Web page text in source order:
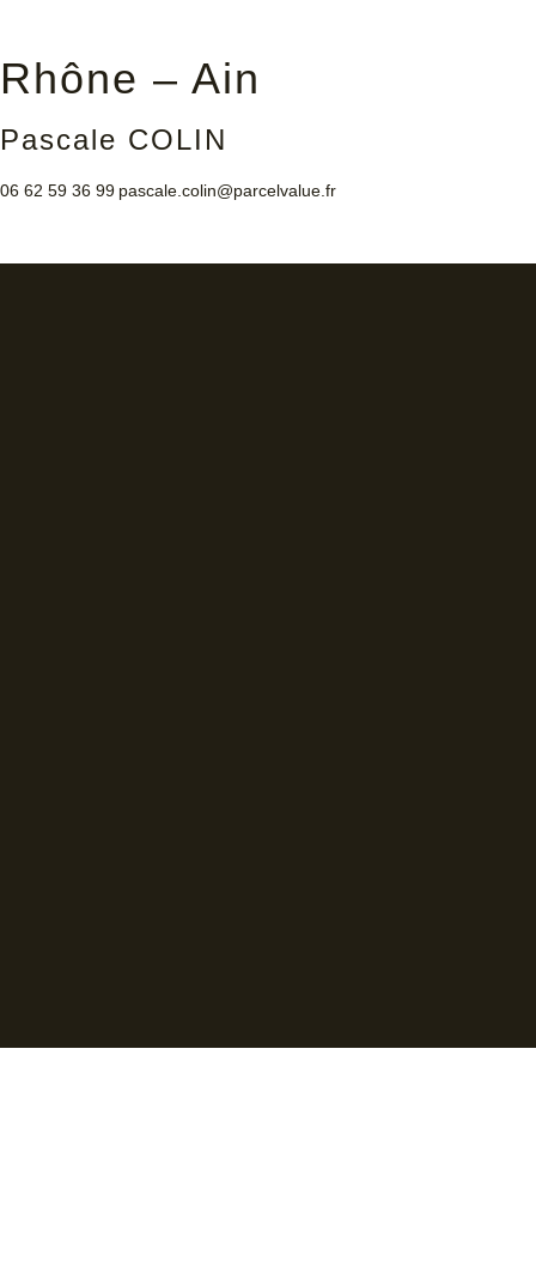
Rhône – Ain
Pascale COLIN
06 62 59 36 99 pascale.colin@parcelvalue.fr